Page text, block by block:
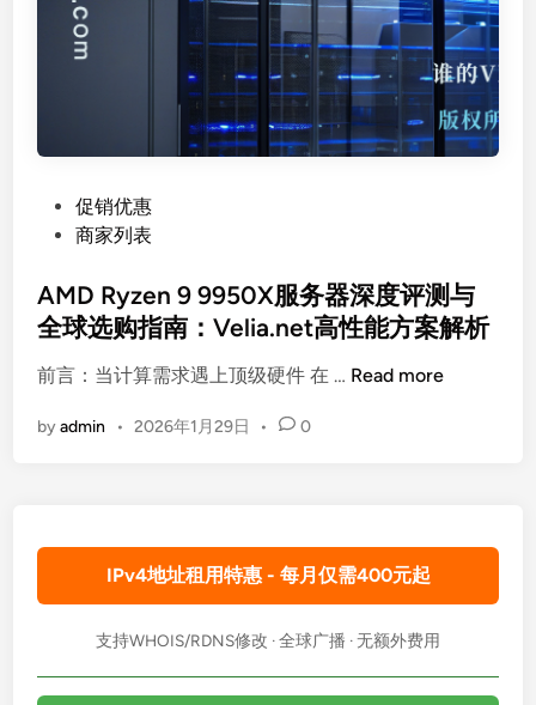
t
e
i
促销优惠
商家列表
AMD Ryzen 9 9950X服务器深度评测与
全球选购指南：Velia.net高性能方案解析
前言：当计算需求遇上顶级硬件 在 … A
e
n
9
9
5
Read more
byadmin • 2026年1月29日 • 0
IPv4地址租用特惠 - 每月仅需400元起
支持WHOIS/RDNS修改 · 全球广播 · 无额外费用